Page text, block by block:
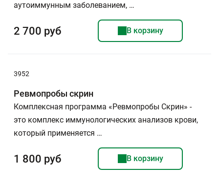
аутоиммунным заболеванием, …
2 700 руб В корзину
3952
Ревмопробы скрин
Комплексная программа «Ревмопробы Скрин» -
это комплекс иммунологических анализов крови,
который применяется …
1 800 руб В корзину